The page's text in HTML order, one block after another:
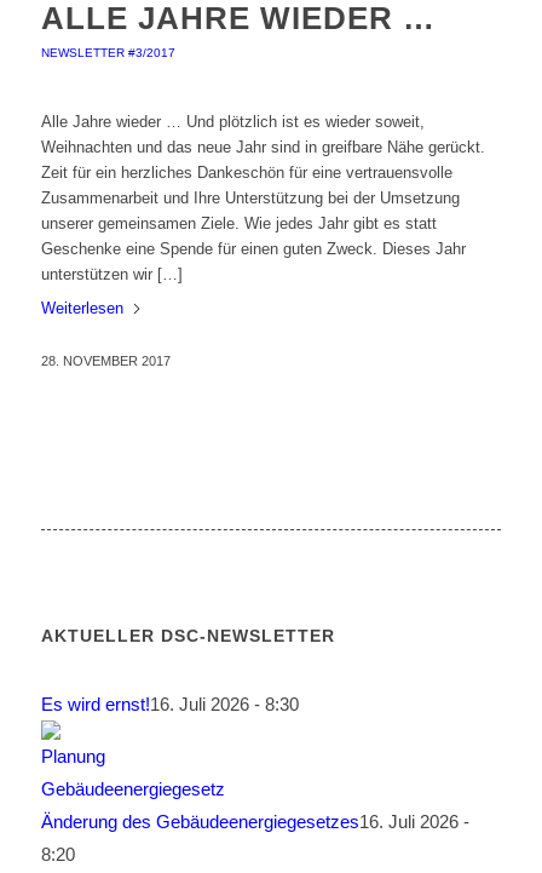
ALLE JAHRE WIEDER …
NEWSLETTER #3/2017
Alle Jahre wieder … Und plötzlich ist es wieder soweit,
Weihnachten und das neue Jahr sind in greifbare Nähe gerückt.
Zeit für ein herzliches Dankeschön für eine vertrauensvolle
Zusammenarbeit und Ihre Unterstützung bei der Umsetzung
unserer gemeinsamen Ziele. Wie jedes Jahr gibt es statt
Geschenke eine Spende für einen guten Zweck. Dieses Jahr
unterstützen wir […]
Weiterlesen
28. NOVEMBER 2017
AKTUELLER DSC-NEWSLETTER
Es wird ernst!16. Juli 2026 - 8:30
Änderung des Gebäudeenergiegesetzes16. Juli 2026 -
8:20